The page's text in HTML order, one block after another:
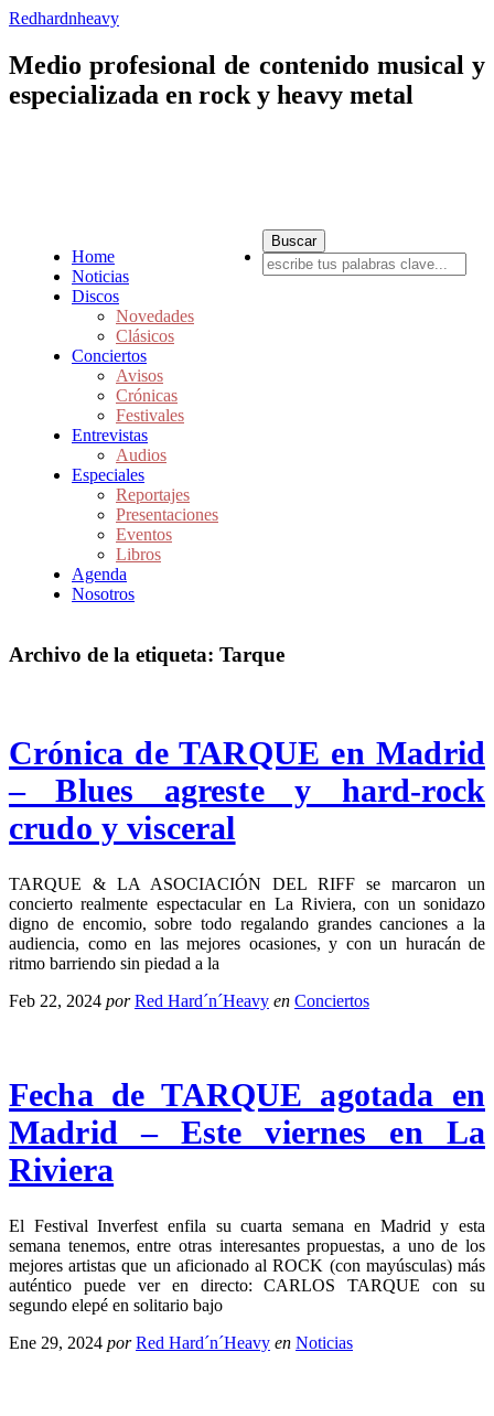
Redhardnheavy
Medio profesional de contenido musical y
especializada en rock y heavy metal
Home
Noticias
Discos
Novedades
Clásicos
Conciertos
Avisos
Crónicas
Festivales
Entrevistas
Audios
Especiales
Reportajes
Presentaciones
Eventos
Libros
Agenda
Nosotros
Archivo de la etiqueta: Tarque
Crónica de TARQUE en Madrid
– Blues agreste y hard-rock
crudo y visceral
TARQUE & LA ASOCIACIÓN DEL RIFF se marcaron un
concierto realmente espectacular en La Riviera, con un sonidazo
digno de encomio, sobre todo regalando grandes canciones a la
audiencia, como en las mejores ocasiones, y con un huracán de
ritmo barriendo sin piedad a la
Feb 22, 2024 por Red Hard´n´Heavy en Conciertos
Fecha de TARQUE agotada en
Madrid – Este viernes en La
Riviera
El Festival Inverfest enfila su cuarta semana en Madrid y esta
semana tenemos, entre otras interesantes propuestas, a uno de los
mejores artistas que un aficionado al ROCK (con mayúsculas) más
auténtico puede ver en directo: CARLOS TARQUE con su
segundo elepé en solitario bajo
Ene 29, 2024 por Red Hard´n´Heavy en Noticias